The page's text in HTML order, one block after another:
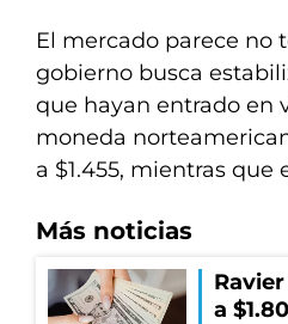
El mercado parece no
gobierno busca
que hayan entrado en
moneda
a $1.455, mientras que
Más noticias
a